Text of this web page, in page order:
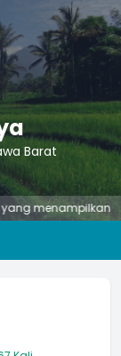
Barat
menampilkan